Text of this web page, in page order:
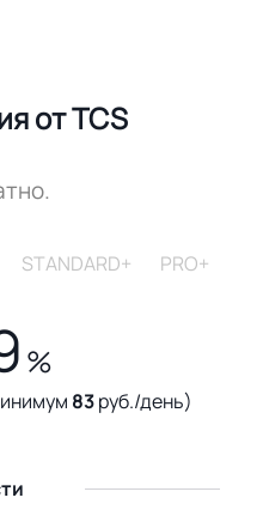
от TCS
STANDARD+ PRO+
%
83руб./день)